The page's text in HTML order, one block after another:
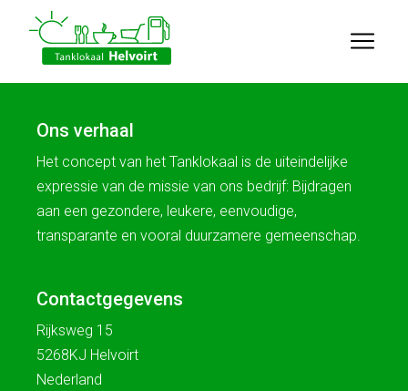
Ons verhaal
Het concept van het Tanklokaal is de uiteindelijke
expressie van de missie van ons bedrijf: Bijdragen
aan een gezondere, leukere, eenvoudige,
transparante en vooral duurzamere gemeenschap.
Contactgegevens
Rijksweg 15
5268KJ Helvoirt
Nederland